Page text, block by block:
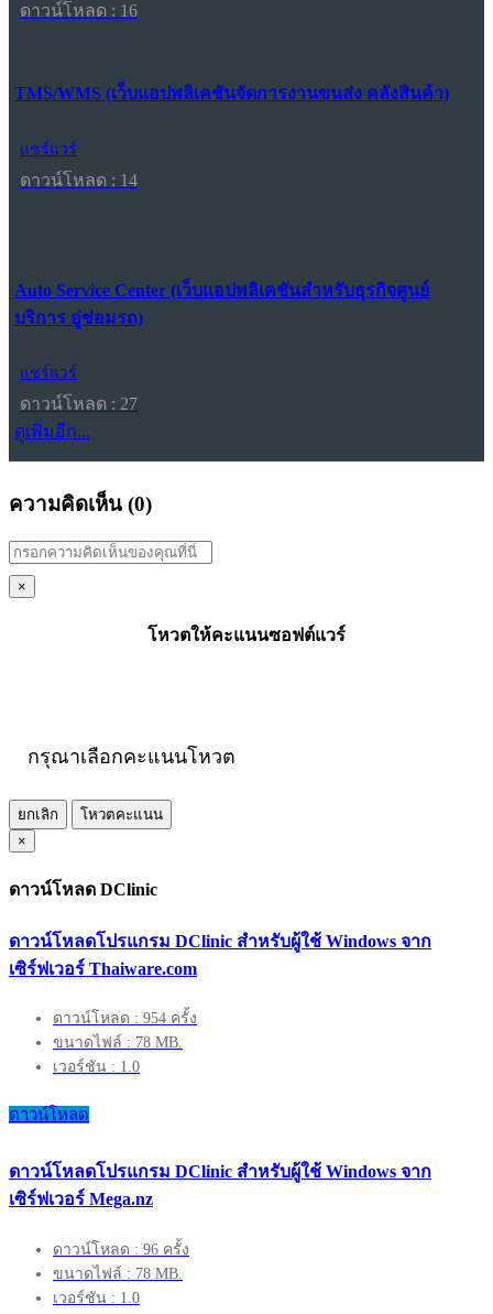
ดาวน์โหลด : 16
TMS/WMS (เว็บแอปพลิเคชันจัดการงานขนส่ง คลังสินค้า)
แชร์แวร์
ดาวน์โหลด : 14
Auto Service Center (เว็บแอปพลิเคชันสำหรับธุรกิจศูนย์
บริการ อู่ซ่อมรถ)
แชร์แวร์
ดาวน์โหลด : 27
ดูเพิ่มอีก...
ความคิดเห็น (0)
×
โหวตให้คะแนนซอฟต์แวร์
กรุณาเลือกคะแนนโหวต
ยกเลิก
โหวตคะแนน
×
ดาวน์โหลด DClinic
ดาวน์โหลดโปรแกรม DClinic สำหรับผู้ใช้ Windows จาก
เซิร์ฟเวอร์ Thaiware.com
ดาวน์โหลด : 954 ครั้ง
ขนาดไฟล์ : 78 MB.
เวอร์ชัน : 1.0
ดาวน์โหลด
ดาวน์โหลดโปรแกรม DClinic สำหรับผู้ใช้ Windows จาก
เซิร์ฟเวอร์ Mega.nz
ดาวน์โหลด : 96 ครั้ง
ขนาดไฟล์ : 78 MB.
เวอร์ชัน : 1.0